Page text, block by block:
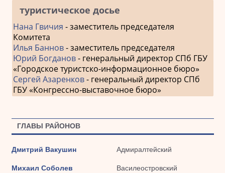
туристическое досье
Нана Гвичия - заместитель председателя
Комитета
Илья Баннов- заместитель председателя
Юрий Богданов- генеральный директор СПб ГБУ
«Городское туристско-информационное бюро»
Сергей Азаренков- генеральный директор СПб
ГБУ «Конгрессно-выставочное бюро»
ГЛАВЫ РАЙОНОВ
Дмитрий Вакушин Адмиралтейский
Михаил Соболев Василеостровский